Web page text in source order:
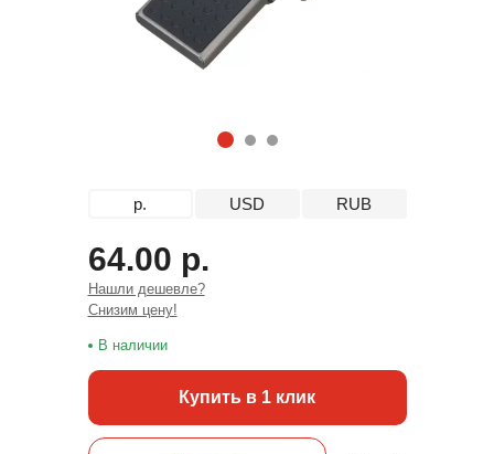
1 2 3
р. USD RUB
64.00 р.
Нашли дешевле?
Снизим цену!
В наличии
Купить в 1 клик